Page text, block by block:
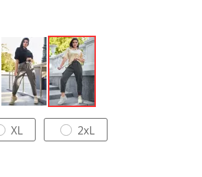
XL 2xL